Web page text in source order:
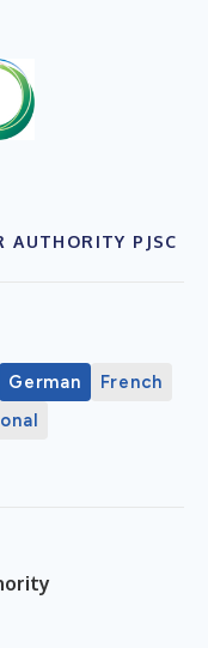
AUTHORITY PJSC
German
French